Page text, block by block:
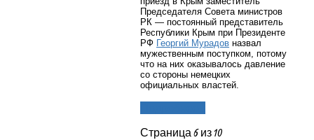
Председателя Совета министров
РК — постоянный представитель
Республики Крым при Президенте
РФ Георгий Мурадов назвал
мужественным поступком, потому
что на них оказывалось давление
со стороны немецких
официальных властей.
Страница 6 из 10